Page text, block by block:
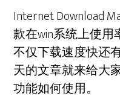
Internet Download
款在win系统上使
不仅下载速度快还
天的文章就来给大
功能如何使用。